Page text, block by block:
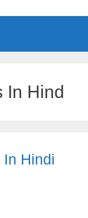
In Hind
Hindi